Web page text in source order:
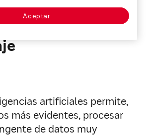
del
artificiales permite,
más evidentes, procesar
de datos muy
Aceptar